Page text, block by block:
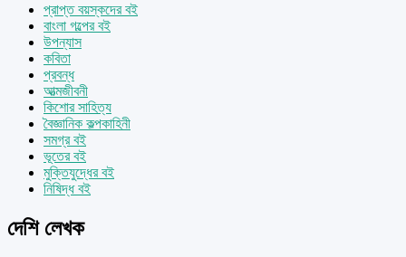
প্রাপ্ত বয়স্কদের বই
বাংলা গল্পের বই
উপন্যাস
কবিতা
প্রবন্ধ
আত্মজীবনী
কিশোর সাহিত্য
বৈজ্ঞানিক কল্পকাহিনী
সমগ্র বই
ভূতের বই
মুক্তিযুদ্ধের বই
নিষিদ্ধ বই
দেশি লেখক